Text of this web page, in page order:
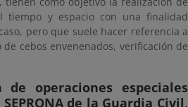
tiempo y espacio con una finalidad
pero que suele hacer referencia a
cebos envenenados, verificación de
de operaciones especiales
de la Guardia Civil,